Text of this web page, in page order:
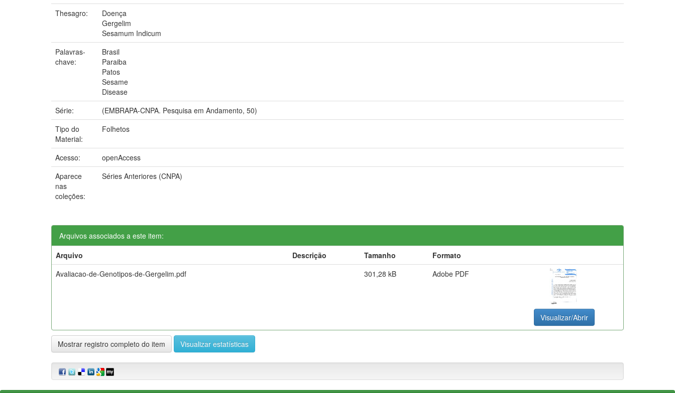
Thesagro:
Doença
Gergelim
Sesamum Indicum
Palavras-
chave:
Brasil
Paraiba
Patos
Sesame
Disease
Série:
(EMBRAPA-CNPA. Pesquisa em Andamento, 50)
Tipo do
Material:
Folhetos
Acesso:
openAccess
Aparece
nas
coleções:
Séries Anteriores (CNPA)
Arquivos associados a este item:
Arquivo
Descrição Tamanho
Formato
Avaliacao-de-Genotipos-de-Gergelim.pdf
301,28 kB Adobe PDF
Visualizar/Abrir
Mostrar registro completo do item Visualizar estatísticas